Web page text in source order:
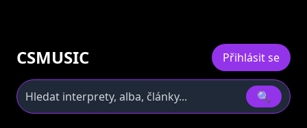
CSMUSIC Přihlásit se
🔍